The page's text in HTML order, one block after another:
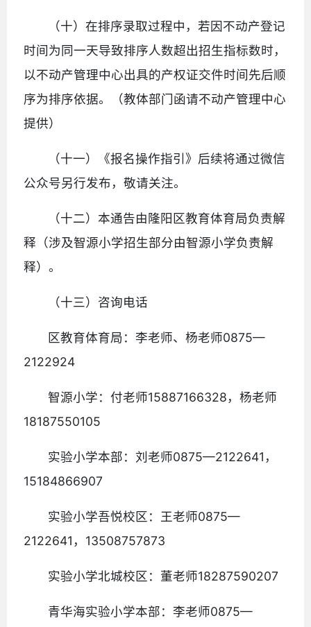
（十）在排序录取过程中，若因不动产登记
时间为同一天导致排序人数超出招生指标数时，
以不动产管理中心出具的产权证交件时间先后顺
序为排序依据。（教体部门函请不动产管理中心
提供）
（十一）《报名操作指引》后续将通过微信
公众号另行发布，敬请关注。
（十二）本通告由隆阳区教育体育局负责解
释（涉及智源小学招生部分由智源小学负责解
释）。
（十三）咨询电话
区教育体育局：李老师、杨老师0875—
2122924
智源小学：付老师15887166328，杨老师
18187550105
实验小学本部：刘老师0875—2122641，
15184866907
实验小学吾悦校区：王老师0875—
2122641，13508757873
实验小学北城校区：董老师18287590207
青华海实验小学本部：李老师0875—